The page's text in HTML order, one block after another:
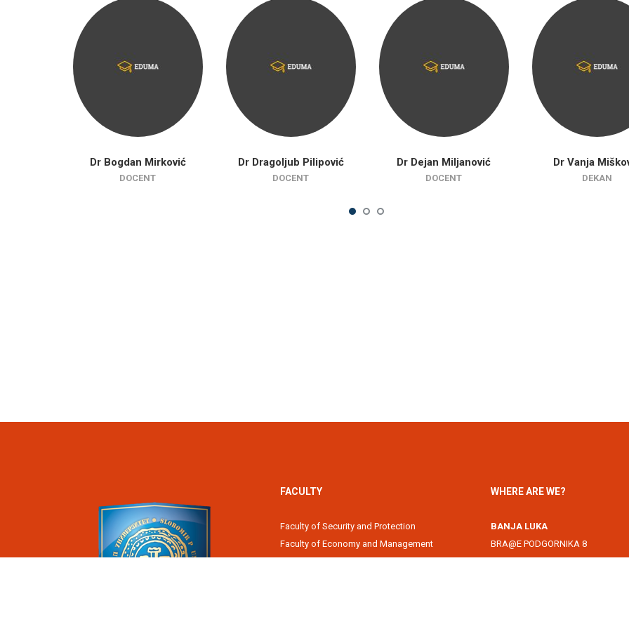
Dr Bogdan Mirković
DOCENT
Dr Dragoljub Pilipović
DOCENT
Dr Dejan Miljanović
DOCENT
Dr Vanja
DEKAN
FACULTY
Faculty of Security and Protection
Faculty of Economy and Management
WHERE ARE WE?
BANJA LUKA
BRA@E PODGORNIKA 8